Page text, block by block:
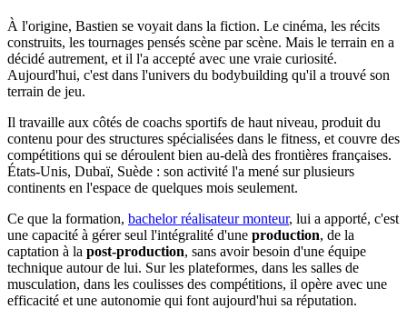
À l'origine, Bastien se voyait dans la fiction. Le cinéma, les récits
construits, les tournages pensés scène par scène. Mais le terrain en a
décidé autrement, et il l'a accepté avec une vraie curiosité.
Aujourd'hui, c'est dans l'univers du bodybuilding qu'il a trouvé son
terrain de jeu.
Il travaille aux côtés de coachs sportifs de haut niveau, produit du
contenu pour des structures spécialisées dans le fitness, et couvre des
compétitions qui se déroulent bien au-delà des frontières françaises.
États-Unis, Dubaï, Suède : son activité l'a mené sur plusieurs
continents en l'espace de quelques mois seulement.
Ce que la formation, bachelor réalisateur monteur, lui a apporté, c'est
une capacité à gérer seul l'intégralité d'une production, de la
captation à la post-production, sans avoir besoin d'une équipe
technique autour de lui. Sur les plateformes, dans les salles de
musculation, dans les coulisses des compétitions, il opère avec une
efficacité et une autonomie qui font aujourd'hui sa réputation.